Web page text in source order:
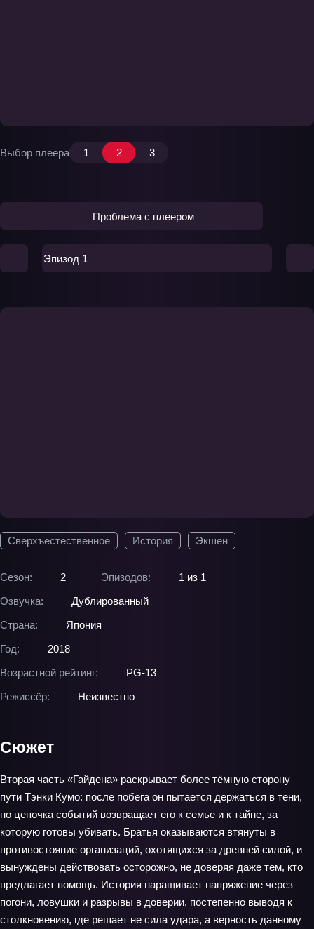
Сверхъестественное История Экшен
Сезон: 2 Эпизодов:
1 из 1
Озвучка:
Дублированный
Страна:
Япония
Год:
2018
Возрастной рейтинг:
PG-13
Режиссёр:
Неизвестно
Выбор плеера 1 2 3
Проблема с плеером
Эпизод 1
Сюжет
Вторая часть «Гайдена» раскрывает более тёмную сторону
пути Тэнки Кумо: после побега он пытается держаться в тени,
но цепочка событий возвращает его к семье и к тайне, за
которую готовы убивать. Братья оказываются втянуты в
противостояние организаций, охотящихся за древней силой, и
вынуждены действовать осторожно, не доверяя даже тем, кто
предлагает помощь. История наращивает напряжение через
погони, ловушки и разрывы в доверии, постепенно выводя к
столкновению, где решает не сила удара, а верность данному